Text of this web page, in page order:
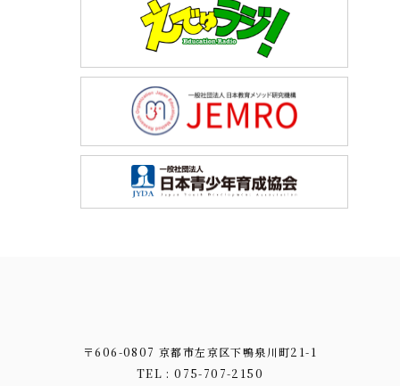
〒606-0807 京都市左京区下鴨泉川町21-1
TEL : 075-707-2150